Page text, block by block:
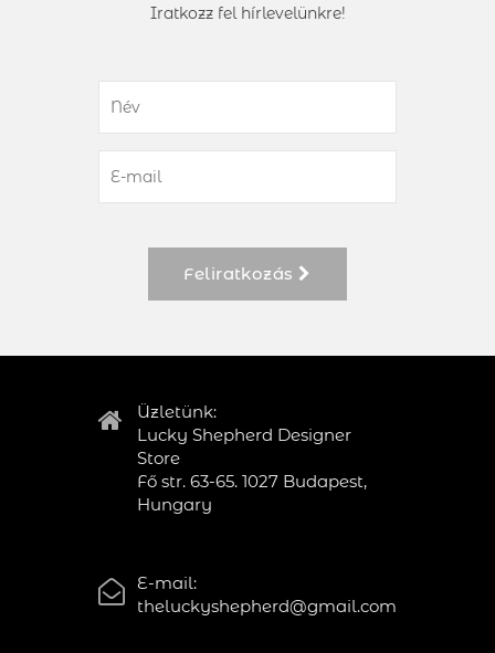
Iratkozz fel hírlevelünkre!
Feliratkozás
Üzletünk:
Lucky Shepherd Designer
Store
Fő str. 63-65. 1027 Budapest,
Hungary
E-mail:
theluckyshepherd@gmail.com